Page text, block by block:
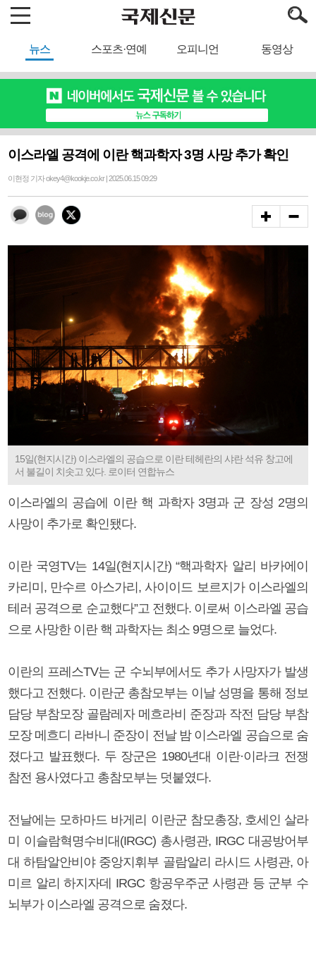
뉴스 스포츠·연예 오피니언 동영상
이스라엘 공격에 이란 핵과학자 3명 사망 추가 확인
이현정 기자 okey4@kookje.co.kr | 2025.06.15 09:29
15일(현지시간) 이스라엘의 공습으로 이란 테헤란의 샤란 석유 창고에
서 불길이 치솟고 있다. 로이터 연합뉴스
이스라엘의 공습에 이란 핵 과학자 3명과 군 장성 2명의
사망이 추가로 확인됐다.
이란 국영TV는 14일(현지시간) “핵과학자 알리 바카에이
카리미, 만수르 아스가리, 사이이드 보르지가 이스라엘의
테러 공격으로 순교했다”고 전했다. 이로써 이스라엘 공습
으로 사망한 이란 핵 과학자는 최소 9명으로 늘었다.
이란의 프레스TV는 군 수뇌부에서도 추가 사망자가 발생
했다고 전했다. 이란군 총참모부는 이날 성명을 통해 정보
담당 부참모장 골람레자 메흐라비 준장과 작전 담당 부참
모장 메흐디 라바니 준장이 전날 밤 이스라엘 공습으로 숨
졌다고 발표했다. 두 장군은 1980년대 이란·이라크 전쟁
참전 용사였다고 총참모부는 덧붙였다.
전날에는 모하마드 바게리 이란군 참모총장, 호세인 살라
미 이슬람혁명수비대(IRGC) 총사령관, IRGC 대공방어부
대 하탐알안비야 중앙지휘부 골람알리 라시드 사령관, 아
미르 알리 하지자데 IRGC 항공우주군 사령관 등 군부 수
뇌부가 이스라엘 공격으로 숨졌다.